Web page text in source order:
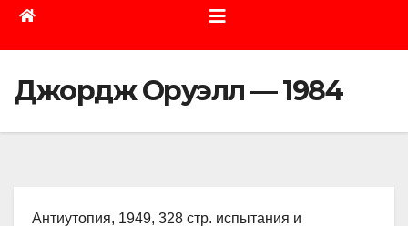
Джордж Оруэлл — 1984
Антиутопия, 1949, 328 стр. испытания и